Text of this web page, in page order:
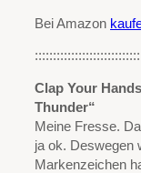
Bei Amazon
Clap Your
Thunder“
Meine Fresse.
ja ok. Deswegen
Markenzeichen